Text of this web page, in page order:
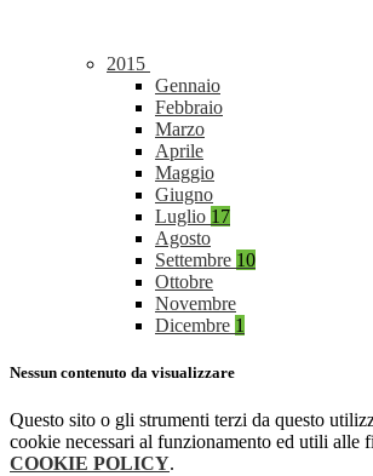
2015
Gennaio
Febbraio
Marzo
Aprile
Maggio
Giugno
Luglio 17
Agosto
Settembre 10
Ottobre
Novembre
Dicembre 1
Nessun contenuto da visualizzare
Questo sito o gli strumenti terzi da questo
cookie necessari al funzionamento ed utili alle
COOKIE POLICY.